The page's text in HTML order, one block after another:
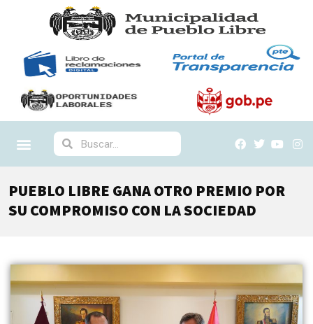
PUEBLO LIBRE GANA OTRO PREMIO POR
SU COMPROMISO CON LA SOCIEDAD